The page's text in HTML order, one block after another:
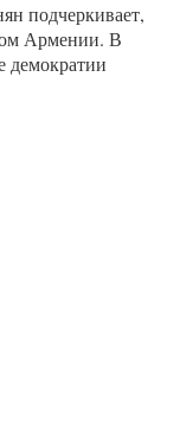
подчеркивает,
Армении. В
демократии